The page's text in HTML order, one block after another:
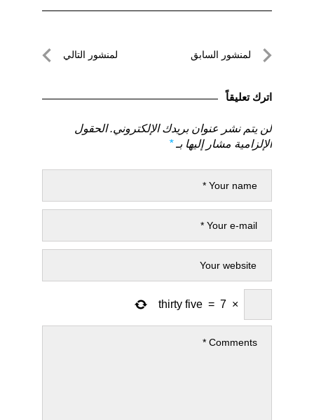
تصفّحلمنشور السابق
السابق
لمنشور التالي
اترك تعليقاً
لن يتم نشر عنوان بريدك الإلكتروني. الحقول
الإلزامية مشار إليها بـ*
×
7
=
thirty five